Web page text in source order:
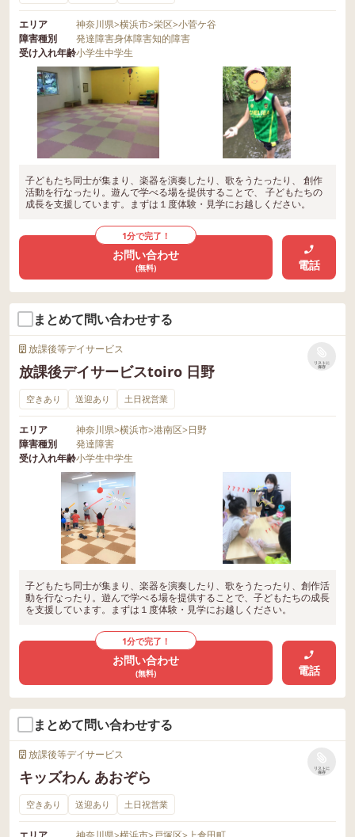
エリア 神奈川県>横浜市>栄区>小菅ケ谷
障害種別
発達障害身体障害知的障害
受け入れ年齢小学生中学生
子どもたち同士が集まり、楽器を演奏したり、歌をうたったり、 創作
活動を行なったり。遊んで学べる場を提供することで、 子どもたちの
成長を支援しています。まずは１度体験・見学にお越しください。
1分で完了！
お問い合わせ
(無料) 電話
まとめて問い合わせする
放課後等デイサービス
放課後デイサービスtoiro 日野
リストに
保存
空きあり 送迎あり 土日祝営業
エリア 神奈川県>横浜市>港南区>日野
障害種別
発達障害
受け入れ年齢小学生中学生
子どもたち同士が集まり、楽器を演奏したり、歌をうたったり、創作活
動を行なったり。遊んで学べる場を提供することで、子どもたちの成長
を支援しています。まずは１度体験・見学にお越しください。
1分で完了！
お問い合わせ
(無料) 電話
まとめて問い合わせする
放課後等デイサービス
キッズわん あおぞら
リストに
保存
空きあり 送迎あり 土日祝営業